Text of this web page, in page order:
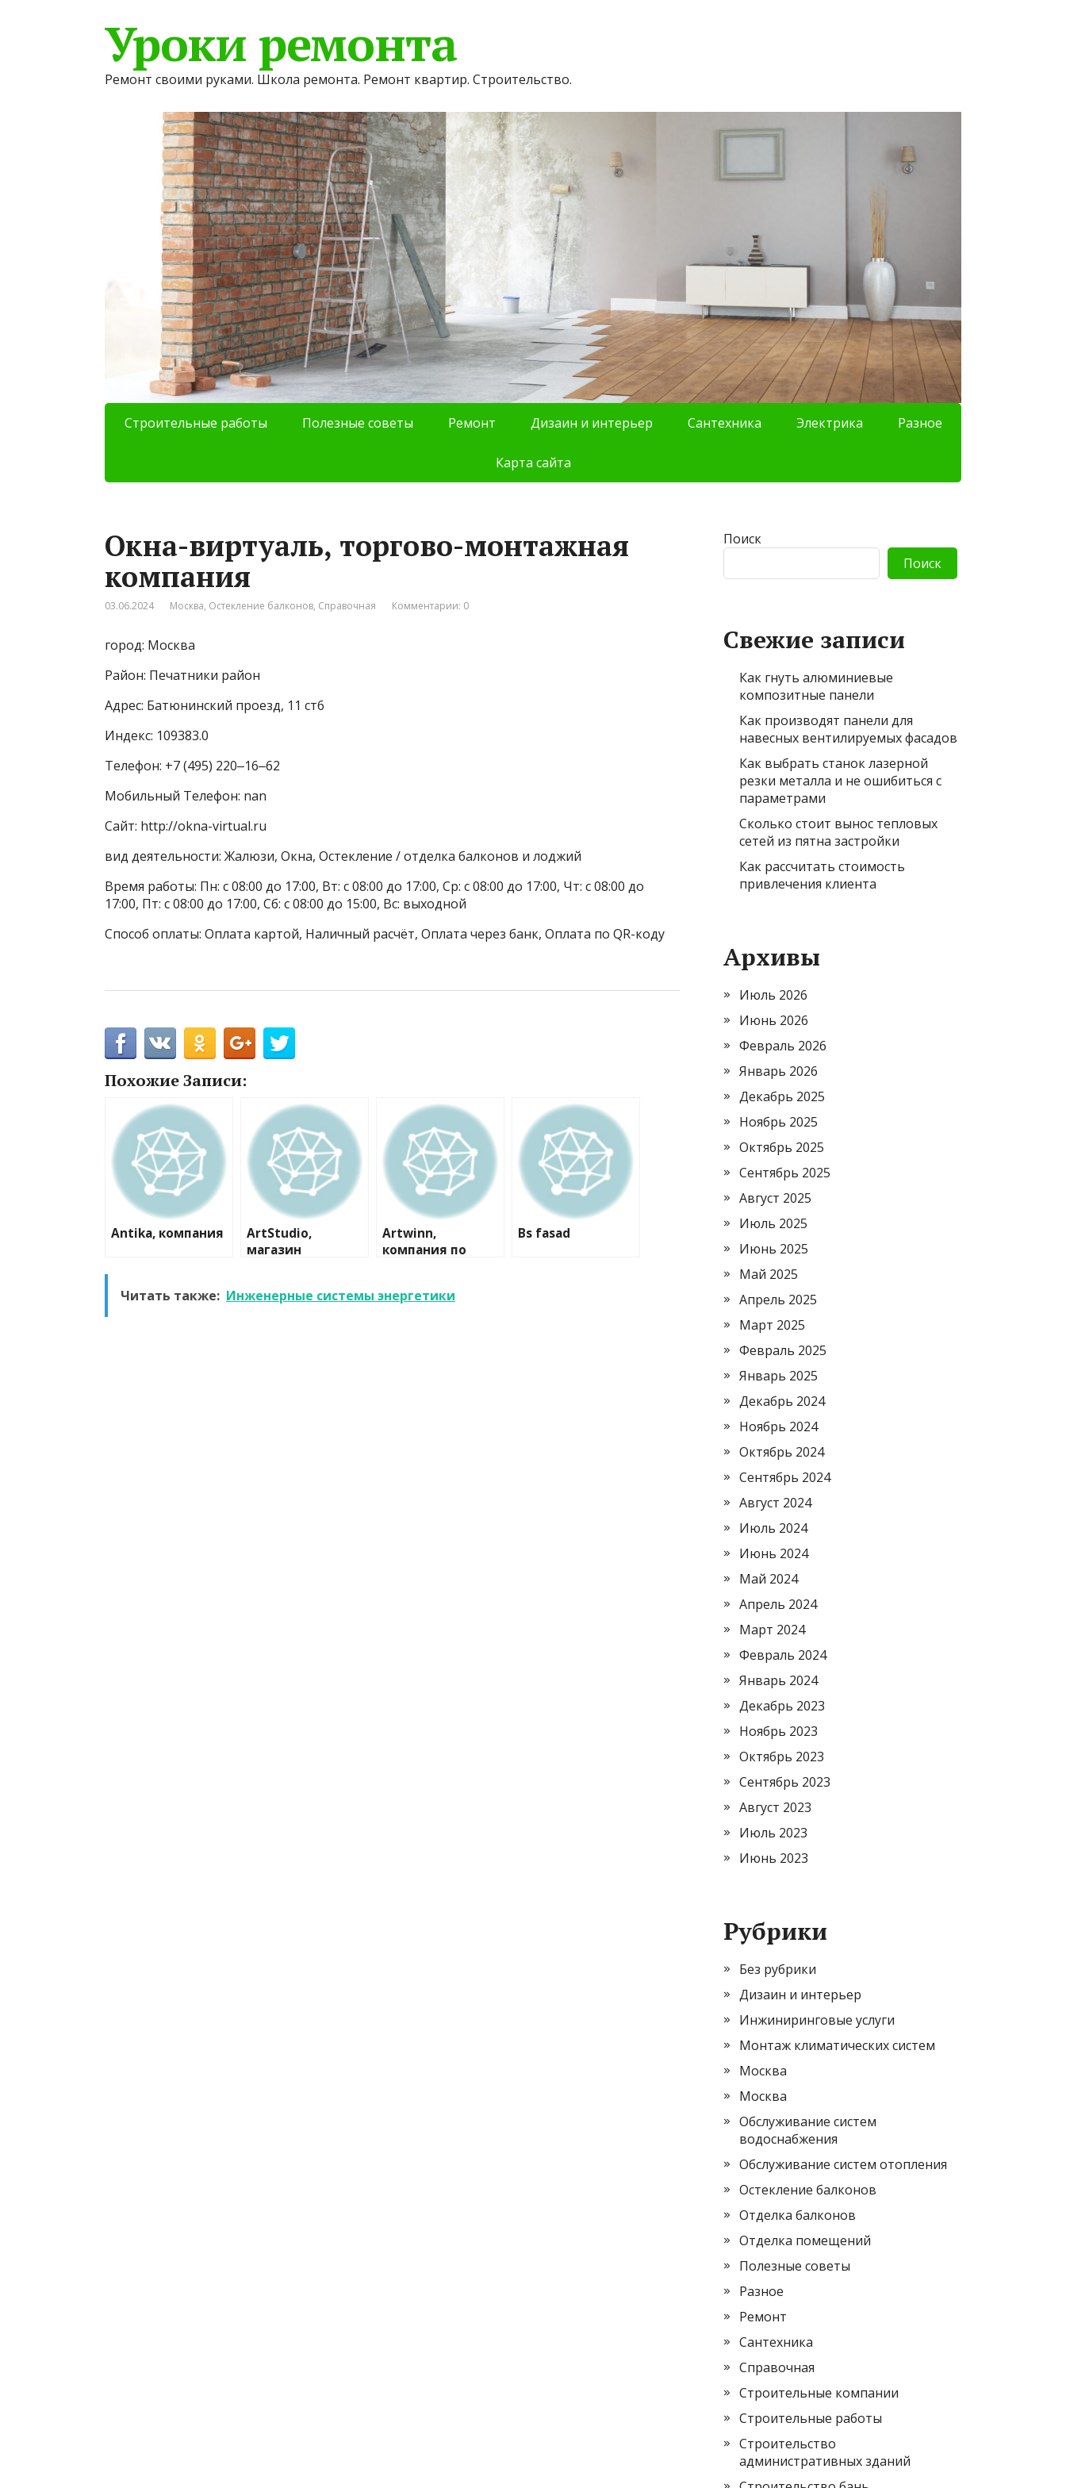
Уроки ремонта
Ремонт своими руками. Школа ремонта. Ремонт квартир. Строительство.
Строительные работы Полезные советы Ремонт Дизаин и интерьер Сантехника Электрика Разное
Карта сайта
Окна-виртуаль, торгово-монтажная
компания
03.06.2024 Москва, Остекление балконов, Справочная Комментарии: 0
город: Москва
Район: Печатники район
Адрес: Батюнинский проезд, 11 ст6
Индекс: 109383.0
Телефон: +7 (495) 220‒16‒62
Мобильный Телефон: nan
Сайт: http://okna-virtual.ru
вид деятельности: Жалюзи, Окна, Остекление / отделка балконов и лоджий
Время работы: Пн: с 08:00 до 17:00, Вт: с 08:00 до 17:00, Ср: с 08:00 до 17:00, Чт: с 08:00 до
17:00, Пт: с 08:00 до 17:00, Сб: с 08:00 до 15:00, Вс: выходной
Способ оплаты: Оплата картой, Наличный расчёт, Оплата через банк, Оплата по QR-коду
Похожие Записи:
Antika, компания
ArtStudio,
магазин
Artwinn,
компания по
деревянных
Bs fasad
Читать также: Инженерные системы энергетики
Поиск
Поиск
Свежие записи
Как гнуть алюминиевые
композитные панели
Как производят панели для
навесных вентилируемых фасадов
Как выбрать станок лазерной
резки металла и не ошибиться с
параметрами
Сколько стоит вынос тепловых
сетей из пятна застройки
Как рассчитать стоимость
привлечения клиента
Архивы
Июль 2026
Июнь 2026
Февраль 2026
Январь 2026
Декабрь 2025
Ноябрь 2025
Октябрь 2025
Сентябрь 2025
Август 2025
Июль 2025
Июнь 2025
Май 2025
Апрель 2025
Март 2025
Февраль 2025
Январь 2025
Декабрь 2024
Ноябрь 2024
Октябрь 2024
Сентябрь 2024
Август 2024
Июль 2024
Июнь 2024
Май 2024
Апрель 2024
Март 2024
Февраль 2024
Январь 2024
Декабрь 2023
Ноябрь 2023
Октябрь 2023
Сентябрь 2023
Август 2023
Июль 2023
Июнь 2023
Рубрики
Без рубрики
Дизаин и интерьер
Инжиниринговые услуги
Монтаж климатических систем
Москва
Москва
Обслуживание систем
водоснабжения
Обслуживание систем отопления
Остекление балконов
Отделка балконов
Отделка помещений
Полезные советы
Разное
Ремонт
Сантехника
Справочная
Строительные компании
Строительные работы
Строительство
административных зданий